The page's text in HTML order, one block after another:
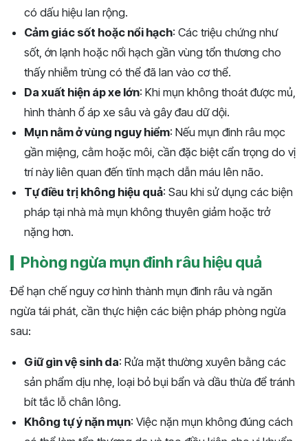
có dấu hiệu lan rộng.
Cảm giác sốt hoặc nổi hạch: Các triệu chứng như
sốt, ớn lạnh hoặc nổi hạch gần vùng tổn thương cho
thấy nhiễm trùng có thể đã lan vào cơ thể.
Da xuất hiện áp xe lớn: Khi mụn không thoát được mủ,
hình thành ổ áp xe sâu và gây đau dữ dội.
Mụn nằm ở vùng nguy hiểm: Nếu mụn đinh râu mọc
gần miệng, cằm hoặc môi, cần đặc biệt cẩn trọng do vị
trí này liên quan đến tĩnh mạch dẫn máu lên não.
Tự điều trị không hiệu quả: Sau khi sử dụng các biện
pháp tại nhà mà mụn không thuyên giảm hoặc trở
nặng hơn.
Phòng ngừa mụn đinh râu hiệu quả
Để hạn chế nguy cơ hình thành mụn đinh râu và ngăn
ngừa tái phát, cần thực hiện các biện pháp phòng ngừa
sau:
Giữ gìn vệ sinh da: Rửa mặt thường xuyên bằng các
sản phẩm dịu nhẹ, loại bỏ bụi bẩn và dầu thừa để tránh
bít tắc lỗ chân lông.
Không tự ý nặn mụn: Việc nặn mụn không đúng cách